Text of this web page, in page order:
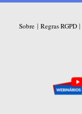
Sobre | Regras RGPD|